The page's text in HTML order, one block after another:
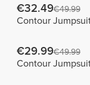
€32.49€49.99
Contour
€29.99€49.99
Contour